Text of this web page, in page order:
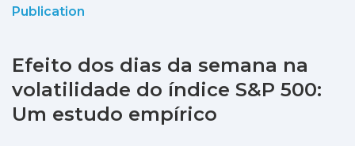
Statistics
Publication
Efeito dos dias da semana na
volatilidade do índice S&P 500:
Um estudo empírico